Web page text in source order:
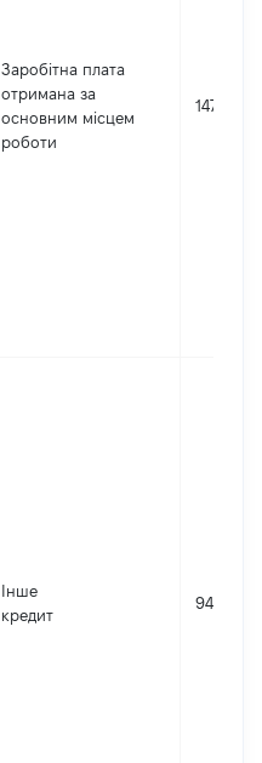
Заробітна плата
отримана за
основним місцем
роботи
147861
Інше
кредит
94547